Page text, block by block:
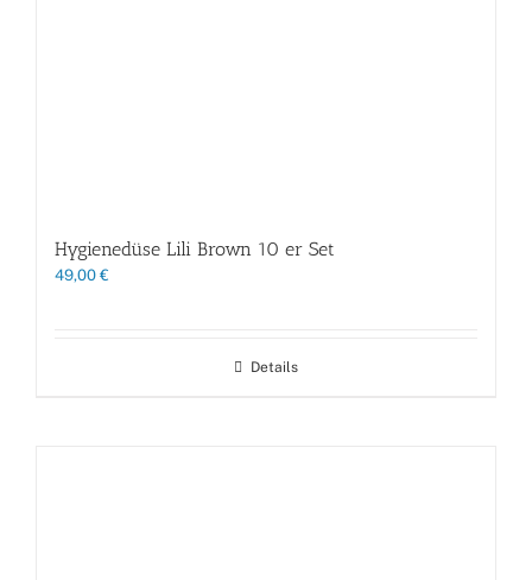
Hygienedüse Lili Brown 10 er Set
49,00 €
Details